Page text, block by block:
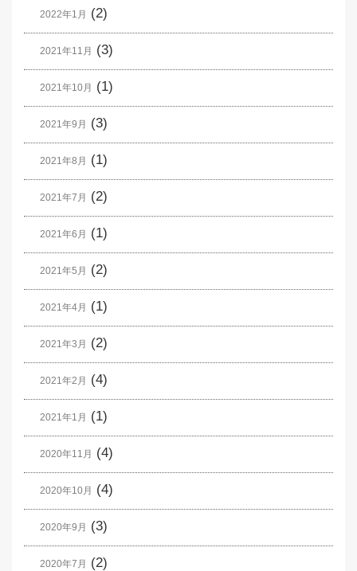
2022年1月 (2)
2021年11月 (3)
2021年10月 (1)
2021年9月 (3)
2021年8月 (1)
2021年7月 (2)
2021年6月 (1)
2021年5月 (2)
2021年4月 (1)
2021年3月 (2)
2021年2月 (4)
2021年1月 (1)
2020年11月 (4)
2020年10月 (4)
2020年9月 (3)
2020年7月 (2)